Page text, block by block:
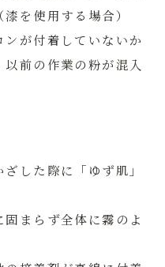
を使用する場合）
が付着していないか
前の作業の粉が混入
した際に「ゆず肌」
まらず全体に霧のよ